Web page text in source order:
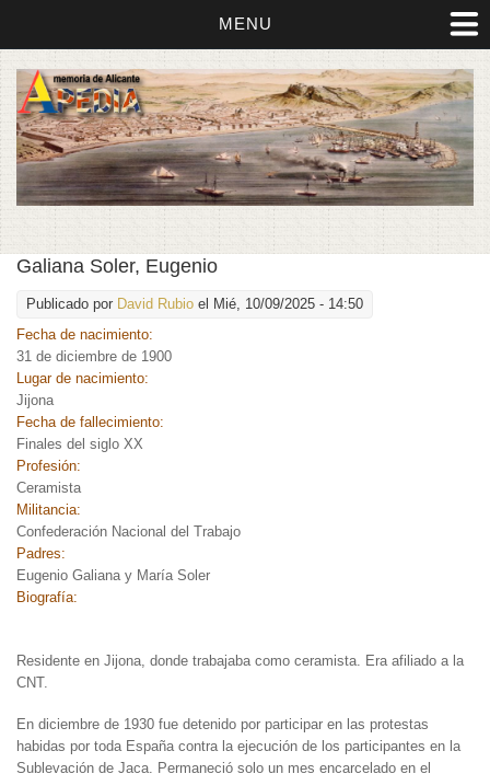
MENU
Galiana Soler, Eugenio
Publicado por David Rubio el Mié, 10/09/2025 - 14:50
Fecha de nacimiento:
31 de diciembre de 1900
Lugar de nacimiento:
Jijona
Fecha de fallecimiento:
Finales del siglo XX
Profesión:
Ceramista
Militancia:
Confederación Nacional del Trabajo
Padres:
Eugenio Galiana y María Soler
Biografía:
Residente en Jijona, donde trabajaba como ceramista. Era afiliado a la
CNT.
En diciembre de 1930 fue detenido por participar en las protestas
habidas por toda España contra la ejecución de los participantes en la
Sublevación de Jaca. Permaneció solo un mes encarcelado en el